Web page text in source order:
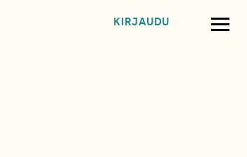
KIRJAUDU